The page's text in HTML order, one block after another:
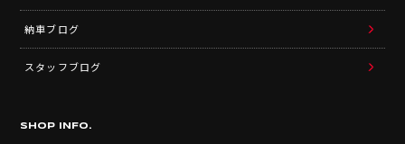
納車ブログ
スタッフブログ
SHOP INFO.